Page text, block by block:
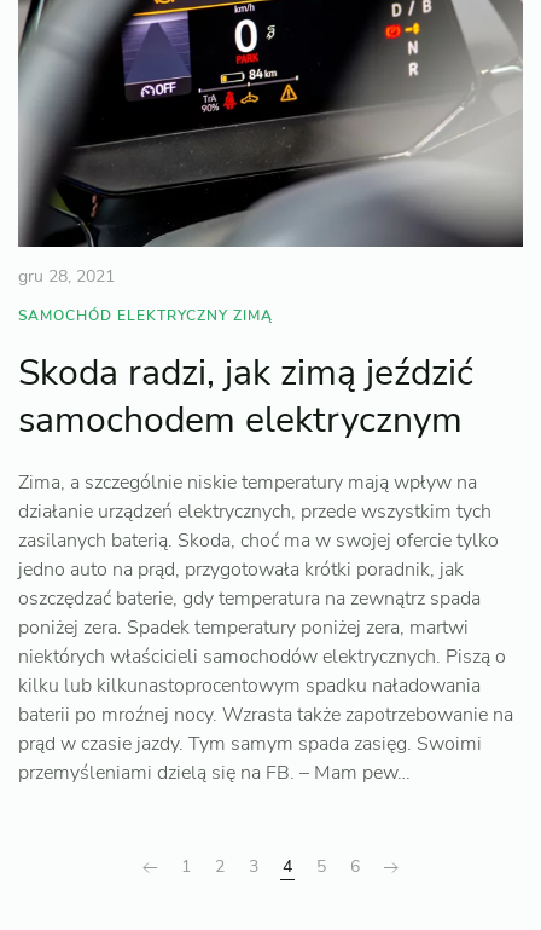
gru 28, 2021
SAMOCHÓD ELEKTRYCZNY ZIMĄ
Skoda radzi, jak zimą jeździć
samochodem elektrycznym
Zima, a szczególnie niskie temperatury mają wpływ na
działanie urządzeń elektrycznych, przede wszystkim tych
zasilanych baterią. Skoda, choć ma w swojej ofercie tylko
jedno auto na prąd, przygotowała krótki poradnik, jak
oszczędzać baterie, gdy temperatura na zewnątrz spada
poniżej zera. Spadek temperatury poniżej zera, martwi
niektórych właścicieli samochodów elektrycznych. Piszą o
kilku lub kilkunastoprocentowym spadku naładowania
baterii po mroźnej nocy. Wzrasta także zapotrzebowanie na
prąd w czasie jazdy. Tym samym spada zasięg. Swoimi
przemyśleniami dzielą się na FB. – Mam pew…
1 2 3 4 5 6